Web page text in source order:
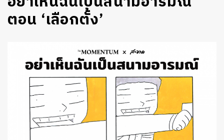
ตอน ‘เลือกตั้ง’